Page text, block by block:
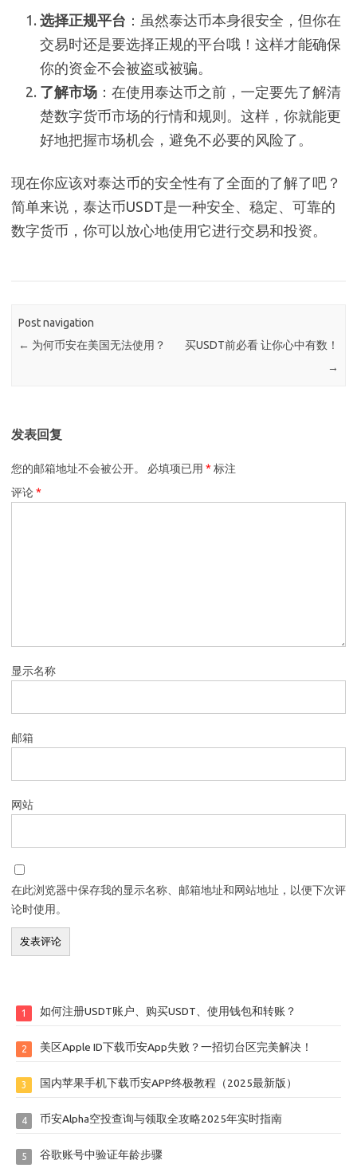
选择正规平台 ：虽然泰达币本身很安全，但你在
交易时还是要选择正规的平台哦！这样才能确保
你的资金不会被盗或被骗。
了解市场 ：在使用泰达币之前，一定要先了解清
楚数字货币市场的行情和规则。这样，你就能更
好地把握市场机会，避免不必要的风险了。
现在你应该对泰达币的安全性有了全面的了解了吧？
简单来说，泰达币USDT是一种安全、稳定、可靠的
数字货币，你可以放心地使用它进行交易和投资。
Post navigation
← 为何币安在美国无法使用？
买USDT前必看 让你心中有数！
→
发表回复
您的邮箱地址不会被公开。 必填项已用 * 标注
评论*
显示名称
邮箱
网站
在此浏览器中保存我的显示名称、邮箱地址和网站地址，以便下次评
论时使用。
1 如何注册USDT账户、购买USDT、使用钱包和转账？
2 美区Apple ID下载币安App失败？一招切台区完美解决！
3 国内苹果手机下载币安APP终极教程（2025最新版）
4 币安Alpha空投查询与领取全攻略2025年实时指南
5 谷歌账号中验证年龄步骤